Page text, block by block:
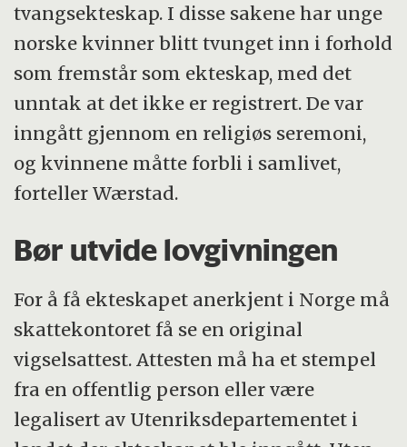
tvangsekteskap. I disse sakene har unge
norske kvinner blitt tvunget inn i forhold
som fremstår som ekteskap, med det
unntak at det ikke er registrert. De var
inngått gjennom en religiøs seremoni,
og kvinnene måtte forbli i samlivet,
forteller Wærstad.
Bør utvide lovgivningen
For å få ekteskapet anerkjent i Norge må
skattekontoret få se en original
vigselsattest. Attesten må ha et stempel
fra en offentlig person eller være
legalisert av Utenriksdepartementet i